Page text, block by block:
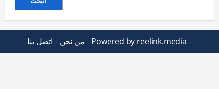
Powered by reelink.media من نحن اتصل بنا